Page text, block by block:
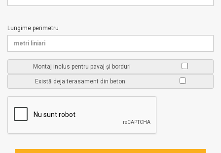
Lungime perimetru
Montaj inclus pentru pavaj și borduri
Există deja terasament din beton